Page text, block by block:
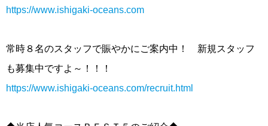
https://www.ishigaki-oceans.com
常時８名のスタッフで賑やかにご案内中！ 新規スタッフ
も募集中ですよ～！！！
https://www.ishigaki-oceans.com/recruit.html